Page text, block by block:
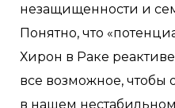
незащищенности и
Понятно, что
Хирон в Раке
все возможное, чтобы
в нашем